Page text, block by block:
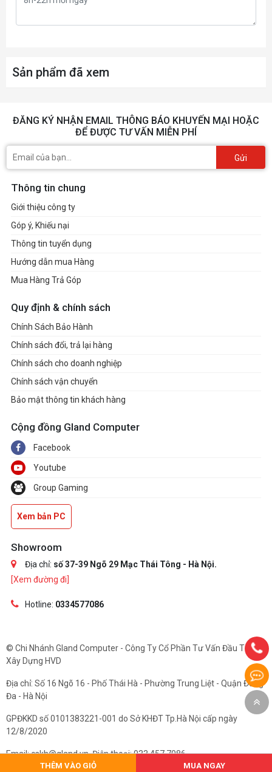
Sản phẩm đã xem
THÊM VÀO GIỎ MUA NGAY
ĐĂNG KÝ NHẬN EMAIL THÔNG BÁO KHUYẾN MẠI HOẶC
ĐỂ ĐƯỢC TƯ VẤN MIỄN PHÍ
Gửi
Thông tin chung
Giới thiệu công ty
Góp ý, Khiếu nại
Thông tin tuyển dụng
Hướng dẫn mua Hàng
Mua Hàng Trả Góp
Quy định & chính sách
Chính Sách Bảo Hành
Chính sách đổi, trả lại hàng
Chính sách cho doanh nghiệp
Chính sách vận chuyển
Bảo mật thông tin khách hàng
Cộng đồng Gland Computer
Facebook
Youtube
Group Gaming
Xem bản PC
Showroom
Địa chỉ: số 37-39 Ngõ 29 Mạc Thái Tông - Hà Nội.
[Xem đường đi]
Hotline: 0334577086
© Chi Nhánh Gland Computer - Công Ty Cổ Phần Tư Vấn Đầu Tư Và
Xây Dựng HVD
Địa chỉ: Số 16 Ngõ 16 - Phố Thái Hà - Phường Trung Liệt - Quận Đống
Đa - Hà Nội
GPĐKKD số 0101383221-001 do Sở KHĐT Tp.Hà Nội cấp ngày
12/8/2020
Email: cskh@gland.vn. Điện thoại: 033.457.7086